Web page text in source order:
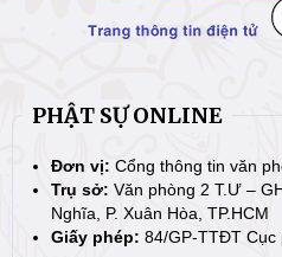
PHẬT SỰ ONLINE
Đơn vị: Cổng thông tin văn
Trụ sở: Văn phòng 2 T.Ư –
Nghĩa, P. Xuân Hòa, TP.HCM
Giấy phép: 84/GP-TTĐT Cục